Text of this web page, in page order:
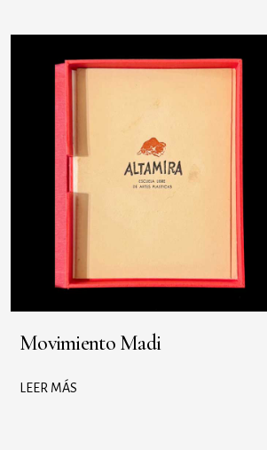
Movimiento Madi
LEER MÁS